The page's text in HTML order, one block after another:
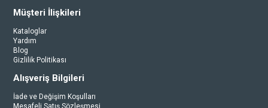
Müşteri İlişkileri
Kataloglar
Yardım
Blog
Gizlilik Politikası
Alışveriş Bilgileri
İade ve Değişim Koşulları